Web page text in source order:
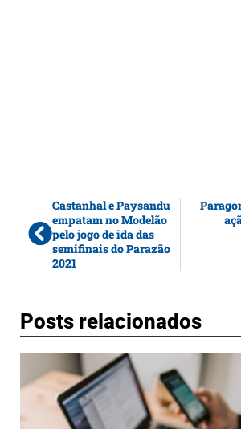
Castanhal e Paysandu
empatam no Modelão
pelo jogo de ida das
semifinais do Parazão
2021
Posts relacionados